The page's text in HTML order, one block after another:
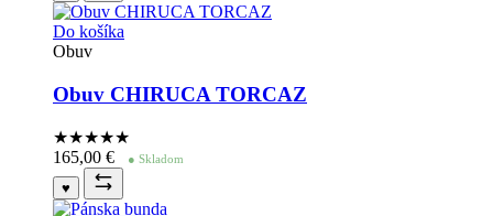
Do košíka
Obuv
Obuv CHIRUCA TORCAZ
★★★★★
165,00 € ● Skladom
♥